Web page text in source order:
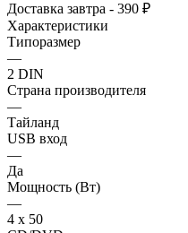
Доставка завтра - 390 ₽
Характеристики
Типоразмер
—
2 DIN
Страна производителя
—
Тайланд
USB вход
—
Да
Мощность (Вт)
—
4 х 50